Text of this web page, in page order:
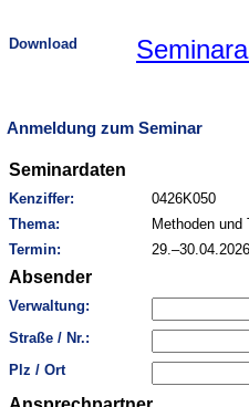
Download
Anmeldung zum Seminar
Seminardaten
Kenziffer:
0426K050
Thema:
Methoden
Termin:
29.–30.04.2026
Absender
Verwaltung:
Straße / Nr.:
Plz / Ort